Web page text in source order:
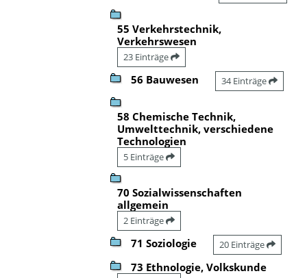
55 Verkehrstechnik,
Verkehrswesen
23 Einträge
56 Bauwesen 34 Einträge
58 Chemische Technik,
Umwelttechnik, verschiedene
Technologien
5 Einträge
70 Sozialwissenschaften
allgemein
2 Einträge
71 Soziologie 20 Einträge
73 Ethnologie, Volkskunde